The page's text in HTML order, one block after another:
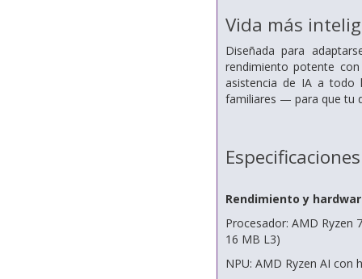
Vida más
Diseñada para
rendimiento potente
asistencia de IA a todo
familiares — para que tu
Especificaciones
Rendimiento y
Procesador: AMD Ryzen
16 MB L3)
NPU: AMD Ryzen AI con